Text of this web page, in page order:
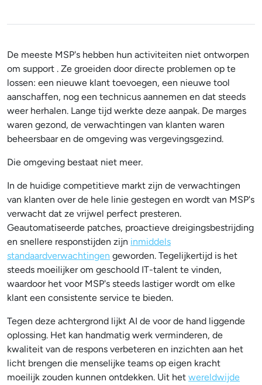
De meeste MSP's hebben hun activiteiten niet ontworpen
om support . Ze groeiden door directe problemen op te
lossen: een nieuwe klant toevoegen, een nieuwe tool
aanschaffen, nog een technicus aannemen en dat steeds
weer herhalen. Lange tijd werkte deze aanpak. De marges
waren gezond, de verwachtingen van klanten waren
beheersbaar en de omgeving was vergevingsgezind.
Die omgeving bestaat niet meer.
In de huidige competitieve markt zijn de verwachtingen
van klanten over de hele linie gestegen en wordt van MSP's
verwacht dat ze vrijwel perfect presteren.
Geautomatiseerde patches, proactieve dreigingsbestrijding
en snellere responstijden zijn inmiddels
standaardverwachtingen geworden. Tegelijkertijd is het
steeds moeilijker om geschoold IT-talent te vinden,
waardoor het voor MSP's steeds lastiger wordt om elke
klant een consistente service te bieden.
Tegen deze achtergrond lijkt AI de voor de hand liggende
oplossing. Het kan handmatig werk verminderen, de
kwaliteit van de respons verbeteren en inzichten aan het
licht brengen die menselijke teams op eigen kracht
moeilijk zouden kunnen ontdekken. Uit het wereldwijde